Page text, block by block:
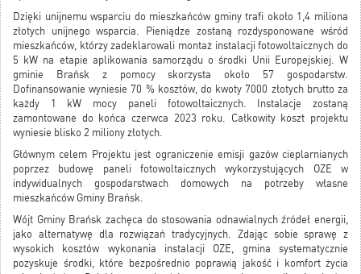
Dzięki unijnemu wsparciu do mieszkańców gminy trafi około 1,4 miliona
złotych unijnego wsparcia. Pieniądze zostaną rozdysponowane wśród
mieszkańców, którzy zadeklarowali montaż instalacji fotowoltaicznych do
5 kW na etapie aplikowania samorządu o środki Unii Europejskiej. W
gminie Brańsk z pomocy skorzysta około 57 gospodarstw.
Dofinansowanie wyniesie 70 % kosztów, do kwoty 7000 złotych brutto za
każdy 1 kW mocy paneli fotowoltaicznych. Instalacje zostaną
zamontowane do końca czerwca 2023 roku. Całkowity koszt projektu
wyniesie blisko 2 miliony złotych.
Głównym celem Projektu jest ograniczenie emisji gazów cieplarnianych
poprzez budowę paneli fotowoltaicznych wykorzystujących OZE w
indywidualnych gospodarstwach domowych na potrzeby własne
mieszkańców Gminy Brańsk.
Wójt Gminy Brańsk zachęca do stosowania odnawialnych źródeł energii,
jako alternatywę dla rozwiązań tradycyjnych. Zdając sobie sprawę z
wysokich kosztów wykonania instalacji OZE, gmina systematycznie
pozyskuje środki, które bezpośrednio poprawią jakość i komfort życia